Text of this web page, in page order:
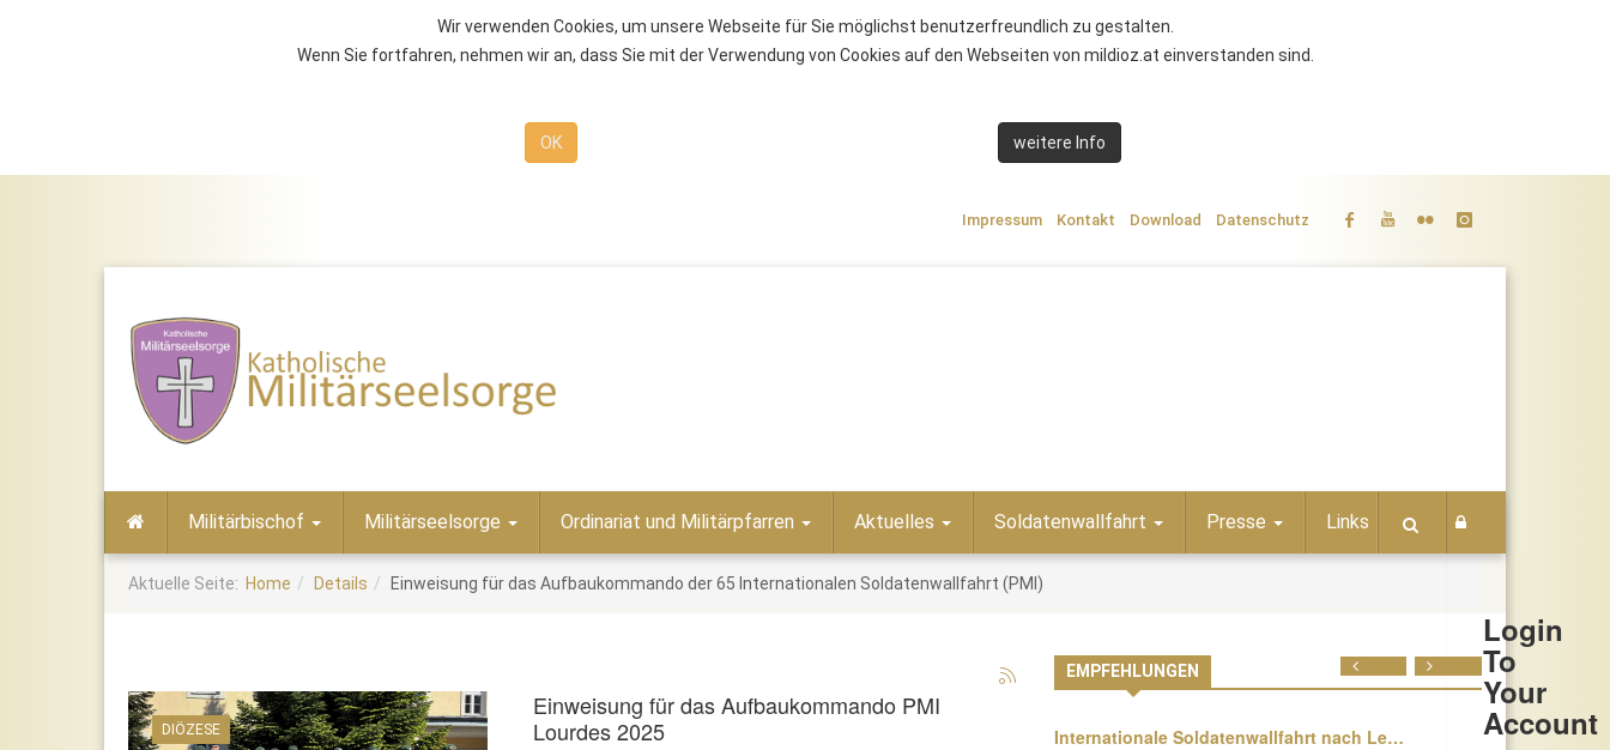
Wir verwenden Cookies, um unsere Webseite für Sie möglichst benutzerfreundlich zu gestalten.
Wenn Sie fortfahren, nehmen wir an, dass Sie mit der Verwendung von Cookies auf den Webseiten von mildioz.at einverstanden sind.
OK weitere Info
Impressum Kontakt Download Datenschutz
Login
To
Your
Account
Home
Militärbischof Militärseelsorge Ordinariat und Militärpfarren Aktuelles Soldatenwallfahrt Presse Links
Aktuelle Seite: Home Details Einweisung für das Aufbaukommando der 65 Internationalen Soldatenwallfahrt (PMI)
DIÖZESE
Einweisung für das Aufbaukommando PMI
Lourdes 2025
EMPFEHLUNGEN
Internationale Soldatenwallfahrt nach Le…